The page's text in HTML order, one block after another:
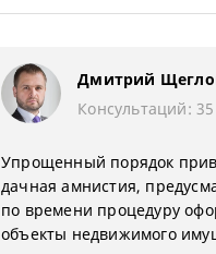
Дмитрий
Консультаций: 35
Упрощенный порядок
дачная амнистия,
по времени процедуру
объекты недвижимого